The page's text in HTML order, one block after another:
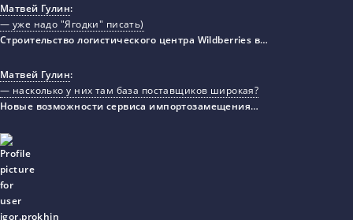
Матвей Гулин:
— уже надо "Ягодки" писать)
Строительство логистического центра Wildberries в…
Матвей Гулин:
— насколько у них там база поставщиков широкая?
Новые возможности сервиса импортозамещения…